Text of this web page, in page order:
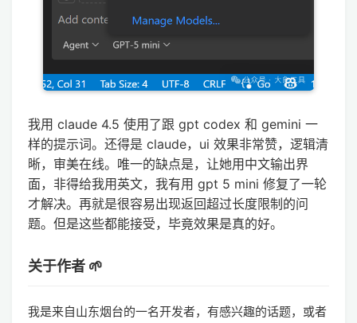
我用 claude 4.5 使用了跟 gpt codex 和 gemini 一
样的提示词。还得是 claude，ui 效果非常赞，逻辑清
晰，审美在线。唯一的缺点是，让她用中文输出界
面，非得给我用英文，我有用 gpt 5 mini 修复了一轮
才解决。再就是很容易出现返回超过长度限制的问
题。但是这些都能接受，毕竟效果是真的好。
关于作者 🌱
我是来自山东烟台的一名开发者，有感兴趣的话题，或者